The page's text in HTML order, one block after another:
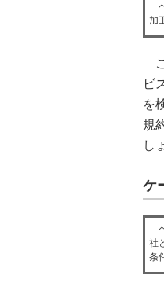
加
ビ
を
規
し
ケ
社
条